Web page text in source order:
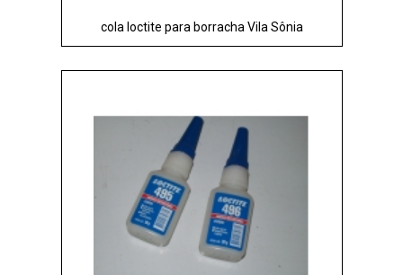
cola loctite para borracha Vila Sônia